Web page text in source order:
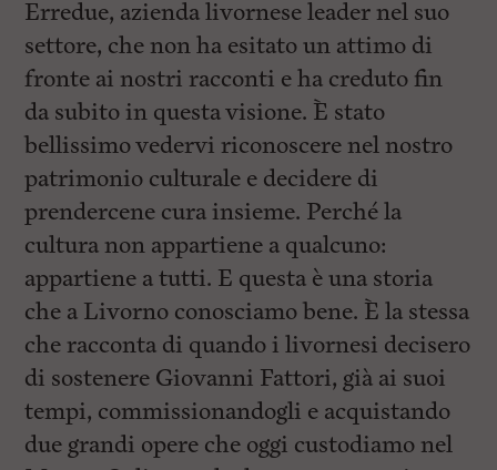
Erredue, azienda livornese leader nel suo
settore, che non ha esitato un attimo di
fronte ai nostri racconti e ha creduto fin
da subito in questa visione. È stato
bellissimo vedervi riconoscere nel nostro
patrimonio culturale e decidere di
prendercene cura insieme. Perché la
cultura non appartiene a qualcuno:
appartiene a tutti. E questa è una storia
che a Livorno conosciamo bene. È la stessa
che racconta di quando i livornesi decisero
di sostenere Giovanni Fattori, già ai suoi
tempi, commissionandogli e acquistando
due grandi opere che oggi custodiamo nel